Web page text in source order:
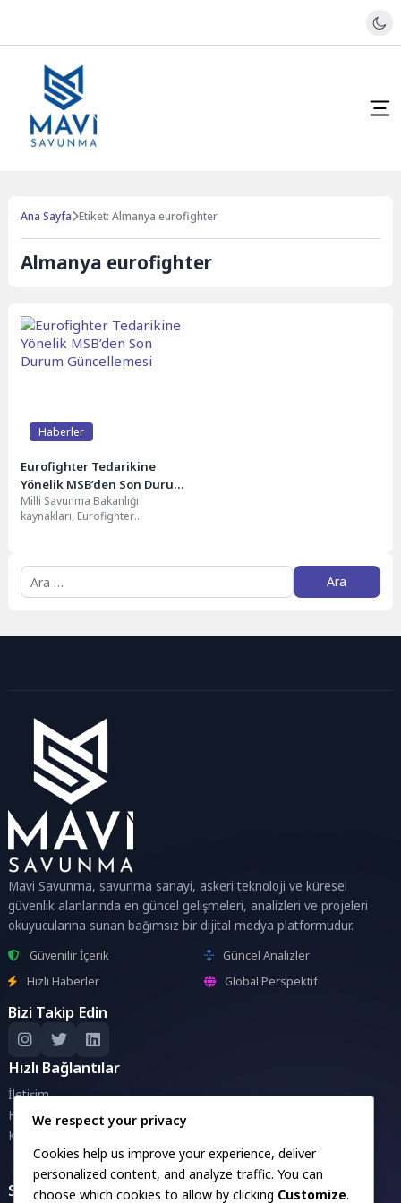
Ana Sayfa Etiket: Almanya eurofighter
Almanya eurofighter
Haberler
Eurofighter Tedarikine
Yönelik MSB’den Son Durum
Güncellemesi
Milli Savunma Bakanlığı
kaynakları, Eurofighter
Almanya ile...
Mavi Savunma, savunma sanayi, askeri teknoloji ve küresel
güvenlik alanlarında en güncel gelişmeleri, analizleri ve projeleri
okuyucularına sunan bağımsız bir dijital medya platformudur.
Güvenilir İçerik
Güncel Analizler
Hızlı Haberler
Global Perspektif
Bizi Takip Edin
Hızlı Bağlantılar
İletişim
Hakkımızda
Künye
Savunma Sanayii Projeleri
We respect your privacy
Cookies help us improve your experience, deliver
personalized content, and analyze traffic. You can
choose which cookies to allow by clicking Customize.